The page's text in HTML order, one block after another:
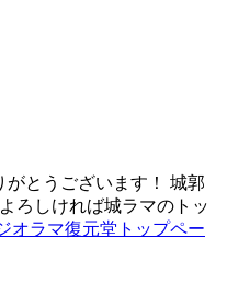
とうございます！ 城郭
ろしければ城ラマのトッ
オラマ復元堂トップペー